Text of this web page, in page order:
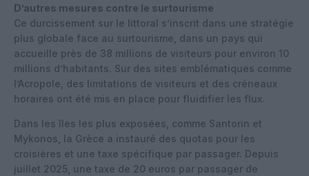
D’autres mesures contre le surtourisme
Ce durcissement sur le littoral s’inscrit dans une stratégie
plus globale face au surtourisme, dans un pays qui
accueille près de 38 millions de visiteurs pour environ 10
millions d’habitants. Sur des sites emblématiques comme
l’Acropole, des limitations de visiteurs et des créneaux
horaires ont été mis en place pour fluidifier les flux.
Dans les îles les plus exposées, comme Santorin et
Mykonos, la Grèce a instauré des quotas pour les
croisières et une taxe spécifique par passager. Depuis
juillet 2025, une taxe de 20 euros par passager de